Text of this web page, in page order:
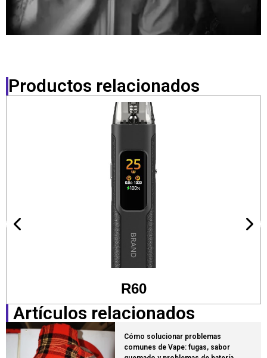
Productos relacionados
R60
Artículos relacionados
Cómo solucionar problemas
comunes de Vape: fugas, sabor